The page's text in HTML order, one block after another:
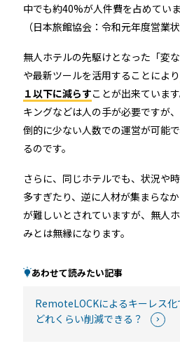
中でも約40%が人件費を占めていま
（日本旅館協会：令和元年度営業
無人ホテルの先駆けとなった「変
や最新ツールを活用することにより
１以下に減らすことが出来ていま
キングなどは人の手が必要ですが
倒的に少ない人数での運営が可能
るのです。
さらに、同じホテルでも、状況や
多すぎたり、逆に人材が集まらな
が難しいとされていますが、無人
みとは無縁になります。
あわせて読みたい記事
RemoteLOCKによるキーレス
どれくらい削減できる？